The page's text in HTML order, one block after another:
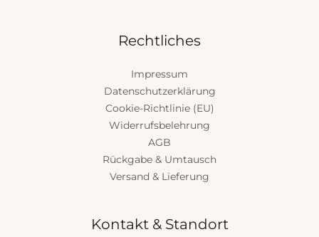
Rechtliches
Impressum
Datenschutzerklärung
Cookie-Richtlinie (EU)
Widerrufsbelehrung
AGB
Rückgabe & Umtausch
Versand & Lieferung
Kontakt & Standort